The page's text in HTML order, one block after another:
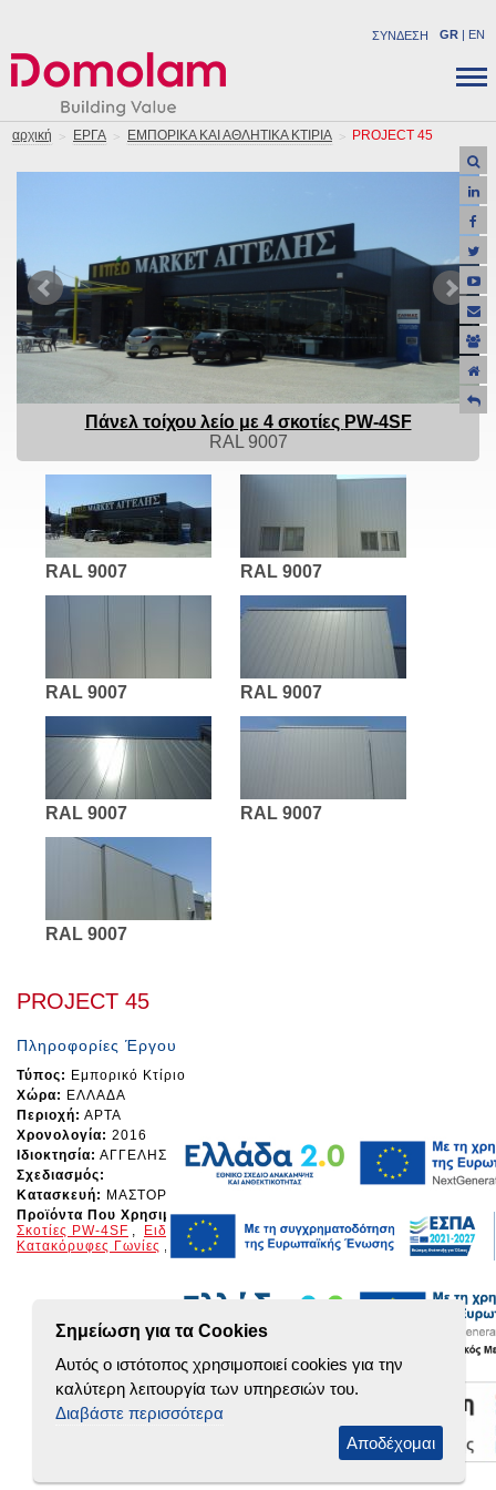
GR | EN
ΣΥΝΔΕΣΗ
ΔΟΜΙΚA ΠΡΟΪΟΝΤΑ
ΥΠΟΣΤΗΡΙΞΗ
ΠΡΟΣΦΟΡΕΣ
ΕΤΑΙΡΕΙΑ
αρχική ΕΡΓΑ ΕΜΠΟΡΙΚΑ ΚΑΙ ΑΘΛΗΤΙΚΑ ΚΤΙΡΙΑ PROJECT 45
Πάνελ τοίχου λείο με 4 σκοτίες PW-4SF
RAL 9007
RAL 9007 RAL 9007
RAL 9007 RAL 9007
RAL 9007 RAL 9007
RAL 9007
PROJECT 45
Πληροφορίες Έργου
Τύπος: Εμπορικό Κτίριο
Χώρα: ΕΛΛΑΔΑ
Περιοχή: ΑΡΤΑ
Χρονολογία: 2016
Ιδιοκτησία: ΑΓΓΕΛΗΣ - SUPER MARKET
Σχεδιασμός:
Κατασκευή: ΜΑΣΤΟΡΑΣ ΠΑΡΗΣ
Προϊόντα Που Χρησιμοποιήθηκαν:
Πάνελ Τοίχου Λείο Με 4
Σκοτίες PW-4SF , Ειδικά Τεμάχια Κατά Παραγγελία , Απλές
Κατακόρυφες Γωνίες , Απλά Αετώματα Πάνελ, Λαμαρίνας
Σημείωση για τα Cookies
Αυτός ο ιστότοπος χρησιμοποιεί cookies για την
καλύτερη λειτουργία των υπηρεσιών του.
Διαβάστε περισσότερα
Αποδέχομαι